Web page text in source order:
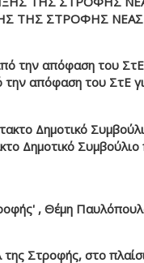
ΤΗΣ ΣΤΡΟΦΗΣ
την απόφαση του
Δημοτικό Συμβούλιο
, Θέμη